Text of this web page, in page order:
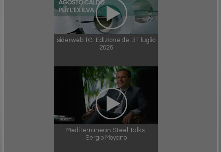
siderweb TG. Edizione del 31 luglio
2026
Mediterranean Steel Talks:
Sergio Moyano